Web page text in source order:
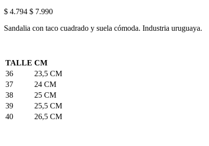
$ 4.794 $ 7.990
Sandalia con taco cuadrado y suela cómoda. Industria uruguaya.
TALLE CM
36
23,5 CM
37
24 CM
38
25 CM
39
25,5 CM
40
26,5 CM